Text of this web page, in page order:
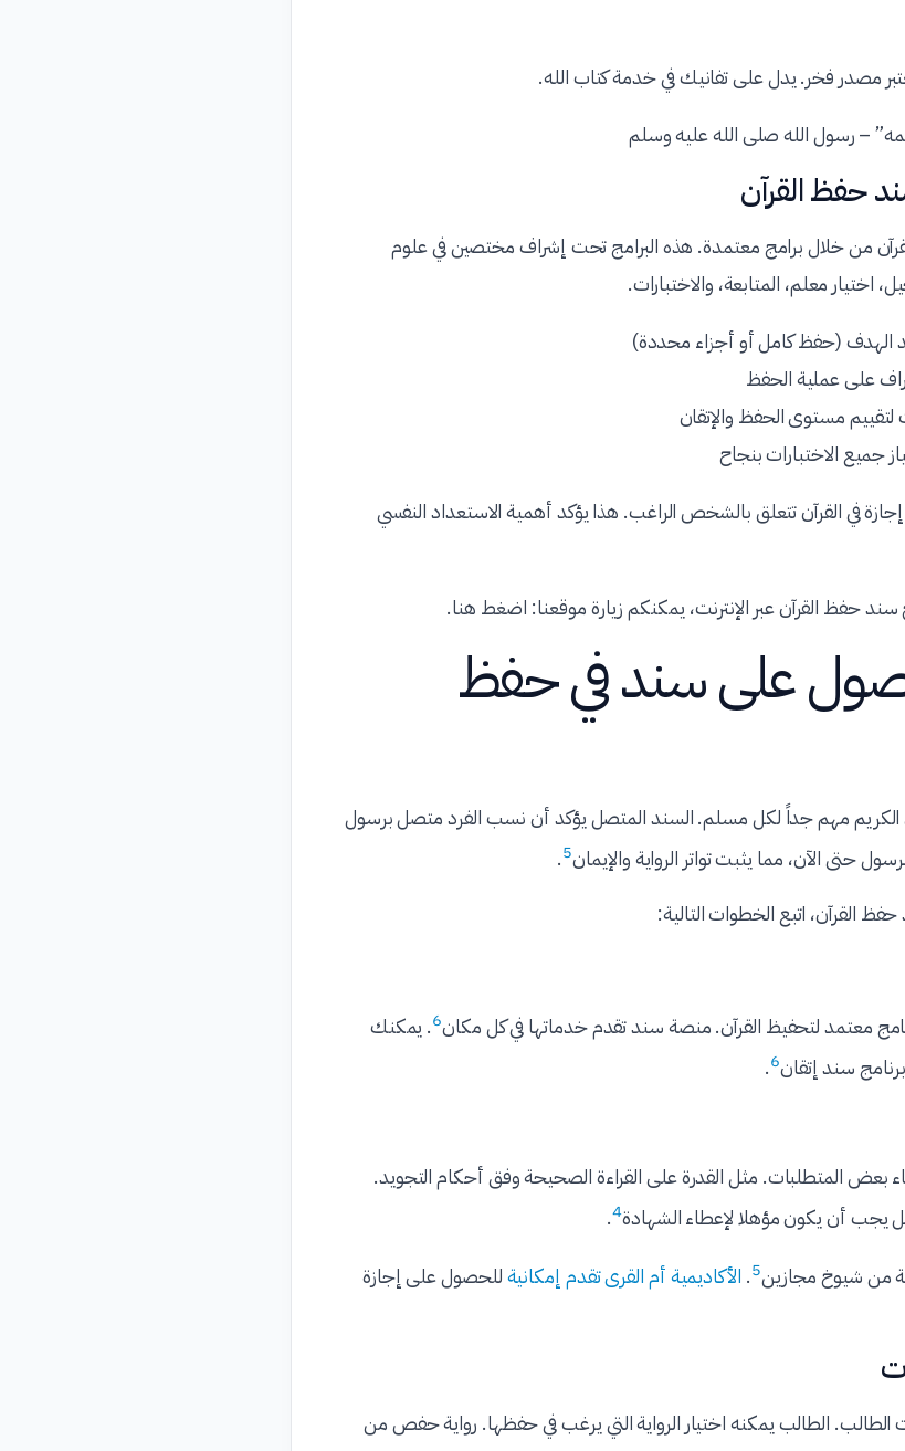
مصدر فخر. يدل على تفانيك في خدمة كتاب الله.
– رسول الله صلى الله عليه وسلم
حفظ القرآن
من خلال برامج معتمدة. هذه البرامج تحت إشراف مختصين في علوم
معلم، المتابعة، والاختبارات.
الهدف (حفظ كامل أو أجزاء محددة)
على عملية الحفظ
لتقييم مستوى الحفظ والإتقان
جميع الاختبارات بنجاح
إجازة في القرآن تتعلق بالشخص الراغب. هذا يؤكد أهمية الاستعداد النفسي
حفظ القرآن عبر الإنترنت، يمكنكم زيارة موقعنا: اضغط هنا.
على سند في حفظ
مهم جداً لكل مسلم. السند المتصل يؤكد أن نسب الفرد متصل برسول
حتى الآن، مما يثبت تواتر الرواية والإيمان5
.
القرآن، اتبع الخطوات التالية:
معتمد لتحفيظ القرآن. منصة سند تقدم خدماتها في كل مكان6. يمكنك
سند إتقان6
.
المتطلبات. مثل القدرة على القراءة الصحيحة وفق أحكام التجويد.
يجب أن يكون مؤهلا لإعطاء الشهادة4
.
من شيوخ مجازين5
. الأكاديمية أم القرى تقدم إمكانيةللحصول على إجازة
الطالب يمكنه اختيار الرواية التي يرغب في حفظها. رواية حفص من